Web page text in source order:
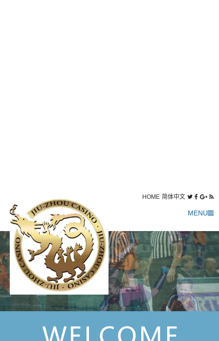
HOME 简体中文
MENU